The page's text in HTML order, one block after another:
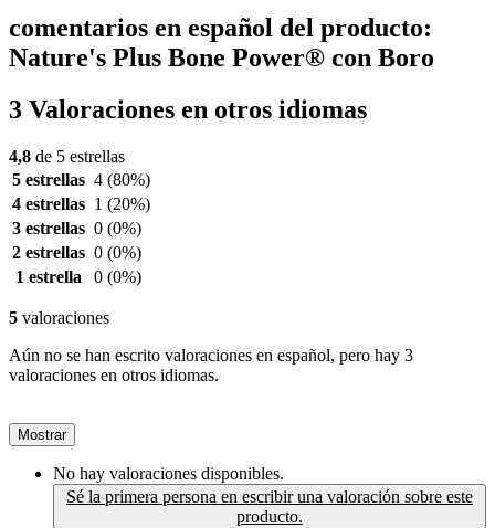
comentarios en español del producto:
Nature's Plus Bone Power® con Boro
3 Valoraciones en otros idiomas
4,8 de 5 estrellas
5 estrellas 4 (80%)
4 estrellas 1 (20%)
3 estrellas 0 (0%)
2 estrellas 0 (0%)
1 estrella
0 (0%)
5 valoraciones
Aún no se han escrito valoraciones en español, pero hay 3
valoraciones en otros idiomas.
Mostrar
No hay valoraciones disponibles.
Sé la primera persona en escribir una valoración sobre este
producto.